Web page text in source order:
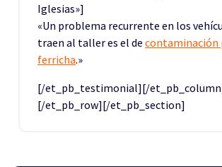
Iglesias»]
«Un problema recurrente en los
traen al taller es el de contaminación
ferricha.»
[/et_pb_testimonial][/
[/et_pb_row][/et_pb_section]